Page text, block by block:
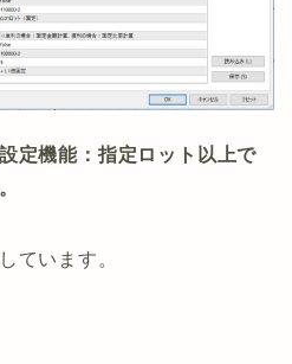
定機能：指定ロット以上で
ています。